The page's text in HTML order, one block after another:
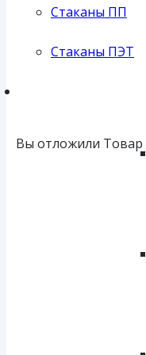
Стаканы ПП
Стаканы ПЭТ
Вы отложили Товар